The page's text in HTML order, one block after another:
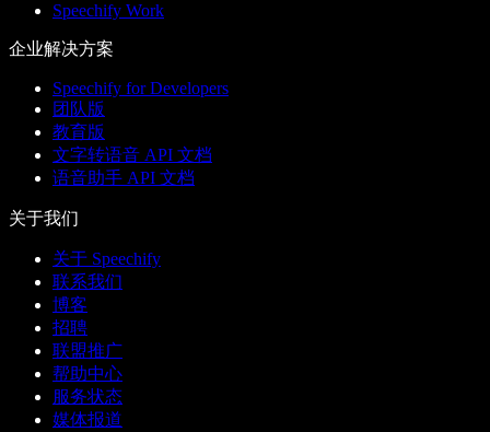
Speechify Work
企业解决方案
Speechify for Developers
团队版
教育版
文字转语音 API 文档
语音助手 API 文档
关于我们
关于 Speechify
联系我们
博客
招聘
联盟推广
帮助中心
服务状态
媒体报道